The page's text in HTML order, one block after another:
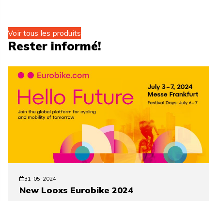
Voir tous les produits
Rester informé!
31-05-2024
New Looxs Eurobike 2024